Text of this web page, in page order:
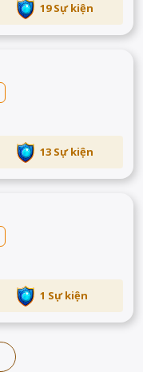
19 Sự kiện
13 Sự kiện
1 Sự kiện